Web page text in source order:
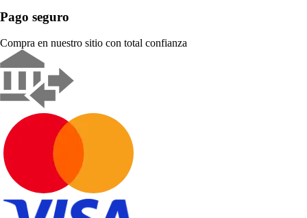
Pago seguro
Compra en nuestro sitio con total confianza